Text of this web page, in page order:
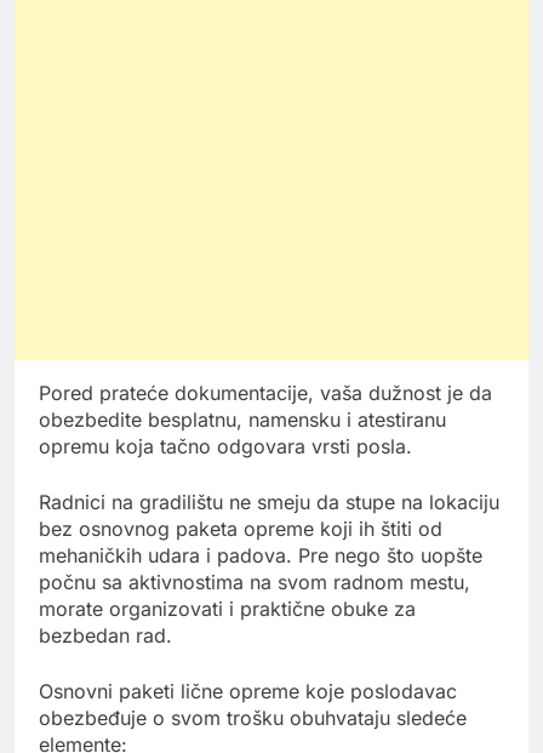
Pored prateće dokumentacije, vaša dužnost je da
obezbedite besplatnu, namensku i atestiranu
opremu koja tačno odgovara vrsti posla.
Radnici na gradilištu ne smeju da stupe na lokaciju
bez osnovnog paketa opreme koji ih štiti od
mehaničkih udara i padova. Pre nego što uopšte
počnu sa aktivnostima na svom radnom mestu,
morate organizovati i praktične obuke za
bezbedan rad.
Osnovni paketi lične opreme koje poslodavac
obezbeđuje o svom trošku obuhvataju sledeće
elemente: